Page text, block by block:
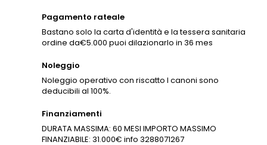
Pagamento rateale
Bastano solo la carta d'identità e la tessera sanitaria
ordine da€5.000 puoi dilazionarlo in 36 mes
Noleggio
Noleggio operativo con riscatto I canoni sono
deducibili al 100%.
Finanziamenti
DURATA MASSIMA: 60 MESI IMPORTO MASSIMO
FINANZIABILE: 31.000€ info 3288071267
Aggiungi alla lista dei
desideri
×
Create new list
((modalTitle)) ×
((cancelText))
((title)) ×
((cancelText))
Accedi ×
prodotti nella tua lista dei desideri.